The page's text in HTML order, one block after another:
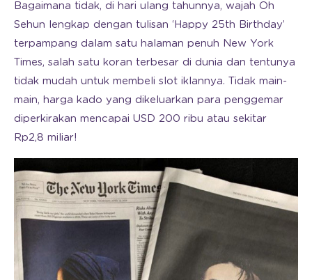
Bagaimana tidak, di hari ulang tahunnya, wajah Oh
Sehun lengkap dengan tulisan ‘Happy 25th Birthday’
terpampang dalam satu halaman penuh New York
Times, salah satu koran terbesar di dunia dan tentunya
tidak mudah untuk membeli slot iklannya. Tidak main-
main, harga kado yang dikeluarkan para penggemar
diperkirakan mencapai USD 200 ribu atau sekitar
Rp2,8 miliar!